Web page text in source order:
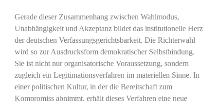
Gerade dieser Zusammenhang zwischen Wahlmodus,
Unabhängigkeit und Akzeptanz bildet das institutionelle Herz
der deutschen Verfassungsgerichtsbarkeit. Die Richterwahl
wird so zur Ausdrucksform demokratischer Selbstbindung.
Sie ist nicht nur organisatorische Voraussetzung, sondern
zugleich ein Legitimationsverfahren im materiellen Sinne. In
einer politischen Kultur, in der die Bereitschaft zum
Kompromiss abnimmt, erhält dieses Verfahren eine neue